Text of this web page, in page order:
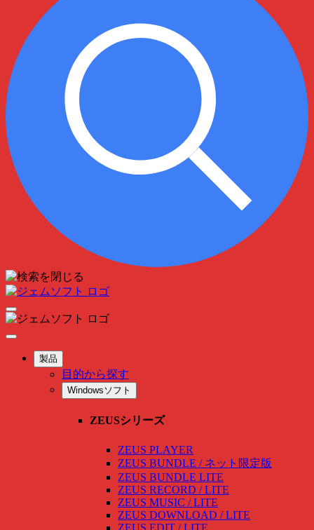
製品
目的から探す
Windowsソフト
ZEUSシリーズ
ZEUS PLAYER
ZEUS BUNDLE / ネット限定版
ZEUS BUNDLE LITE
ZEUS RECORD / LITE
ZEUS MUSIC / LITE
ZEUS DOWNLOAD / LITE
ZEUS EDIT / LITE